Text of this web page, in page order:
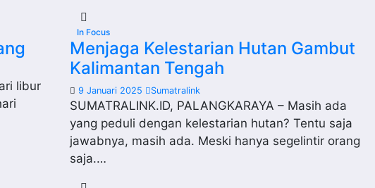
libur
In Focus
Menjaga Kelestarian Hutan Gambut
Kalimantan Tengah
9 Januari 2025 Sumatralink
SUMATRALINK.ID, PALANGKARAYA – Masih ada
yang peduli dengan kelestarian hutan? Tentu saja
jawabnya, masih ada. Meski hanya segelintir orang
saja.…